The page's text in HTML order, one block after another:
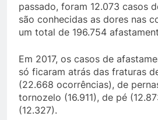
passado, foram 12.073 casos
são conhecidas as dores nas
um total de 196.754
Em 2017, os casos de
só ficaram atrás das fraturas
(22.668 ocorrências), de
tornozelo (16.911), de pé
(12.327).